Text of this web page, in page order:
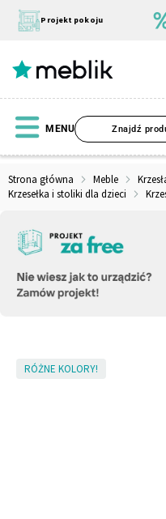
treści
Projekt pokoju
MENU
Strona główna Meble
Krzesełka i stoliki dla dzieci
SkipRÓŻNE KOLORY!
Wszystkie Kolekcje
Szafa
Materace